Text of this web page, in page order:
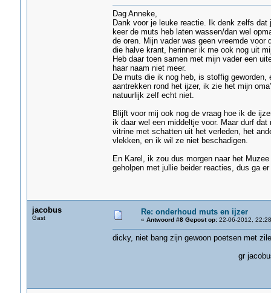
Dag Anneke,
Dank voor je leuke reactie. Ik denk zelfs
keer de muts heb laten wassen/dan wel
de oren. Mijn vader was geen vreemde
die halve krant, herinner ik me ook nog uit
Heb daar toen samen met mijn vader een
haar naam niet meer.
De muts die ik nog heb, is stoffig
aantrekken rond het ijzer, ik zie het mijn
natuurlijk zelf echt niet.
Blijft voor mij ook nog de vraag hoe ik de
ik daar wel een middeltje voor. Maar durf
vitrine met schatten uit het verleden, het
vlekken, en ik wil ze niet beschadigen.
En Karel, ik zou dus morgen naar het
geholpen met jullie beider reacties, dus ga
jacobus
Gast
Re: onderhoud muts en ijzer
« Antwoord #8 Gepost op:22-06-2012,
dicky, niet bang zijn gewoon poetsen met
gr